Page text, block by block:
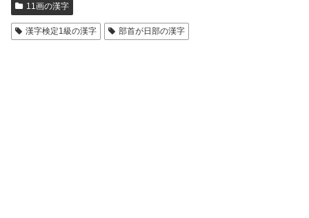
11画の漢字
漢字検定1級の漢字 部首が日部の漢字